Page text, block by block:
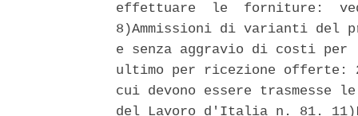
effettuare  le  forniture:
8)Ammissioni di varianti del
e senza aggravio di costi
ultimo per ricezione offerte:
cui devono essere trasmesse
del Lavoro d'Italia n. 81.